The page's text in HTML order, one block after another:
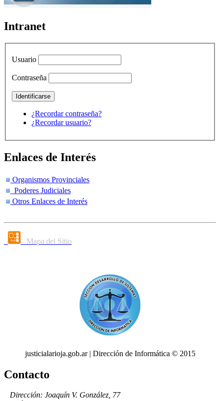
Intranet
Usuario
Contraseña
¿Recordar contraseña?
¿Recordar usuario?
Enlaces de Interés
Organismos Provinciales
Poderes Judiciales
Otros Enlaces de Interés
Mapa del Sitio
justicialarioja.gob.ar | Dirección de Informática © 2015
Contacto
Dirección: Joaquín V. González, 77